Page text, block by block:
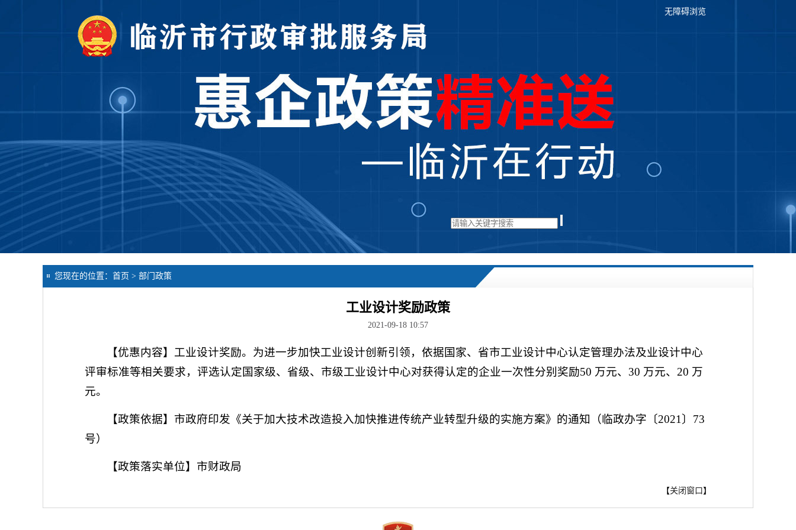
无障碍浏览
您现在的位置： 首页 > 部门政策
工业设计奖励政策
2021-09-18 10:57
【优惠内容】工业设计奖励。为进一步加快工业设计创新引领，依据国家、省市工业设计中心认定管理办法及业设计中心
评审标准等相关要求，评选认定国家级、省级、市级工业设计中心对获得认定的企业一次性分别奖励50 万元、30 万元、20 万
元。
【政策依据】市政府印发《关于加大技术改造投入加快推进传统产业转型升级的实施方案》的通知（临政办字〔2021〕73
号）
【政策落实单位】市财政局
【关闭窗口 】